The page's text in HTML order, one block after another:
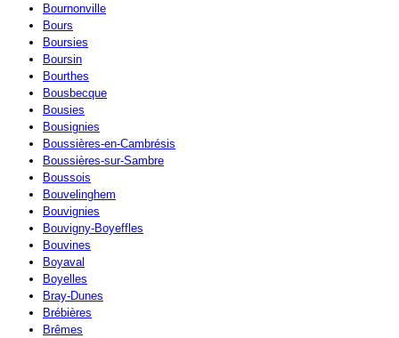
Bournonville
Bours
Boursies
Boursin
Bourthes
Bousbecque
Bousies
Bousignies
Boussières-en-Cambrésis
Boussières-sur-Sambre
Boussois
Bouvelinghem
Bouvignies
Bouvigny-Boyeffles
Bouvines
Boyaval
Boyelles
Bray-Dunes
Brébières
Brêmes